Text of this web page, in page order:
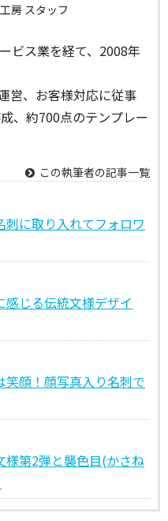
房 スタッフ
ビス業を経て、2008年
営、お客様対応に従事
、約700点のテンプレー
この執筆者の記事一覧
刺に取り入れてフォロワ
感じる伝統文様デザイ
笑顔！顔写真入り名刺で
様第2弾と襲色目(かさね